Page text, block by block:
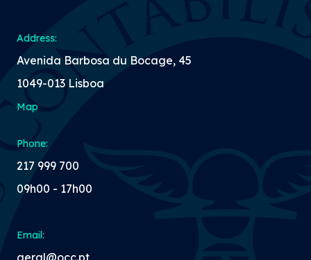
Address:
Avenida Barbosa du Bocage, 45
1049-013 Lisboa
Map
Phone:
217 999 700
09h00 - 17h00
Email: